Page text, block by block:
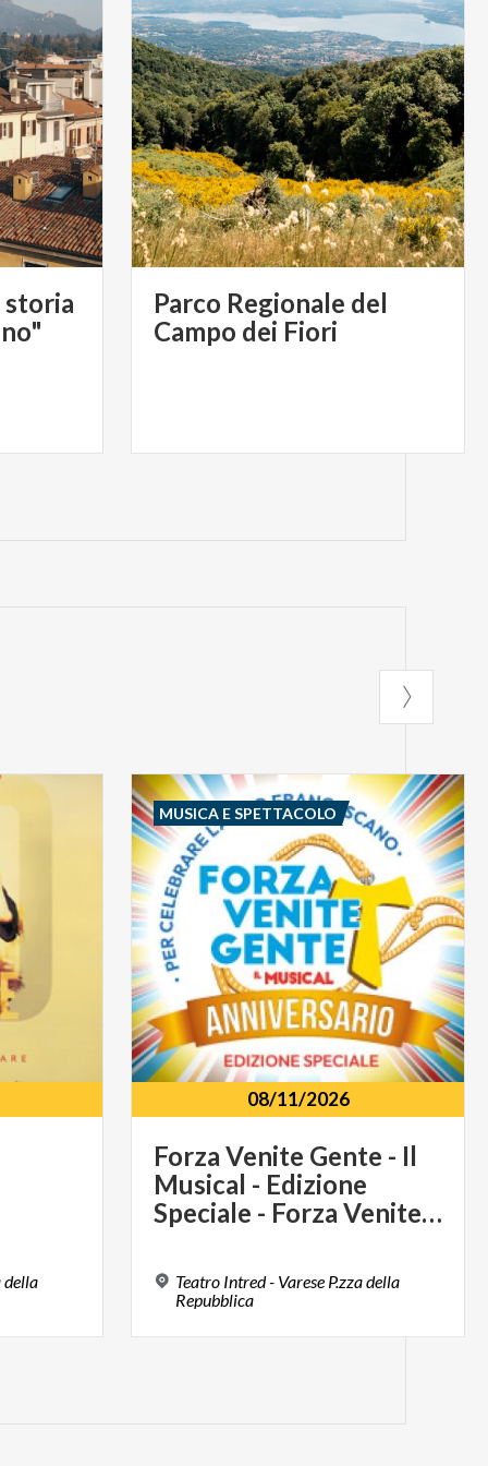
storia
Parco Regionale del
Campo dei Fiori
della
08/11/2026
Forza Venite Gente - Il
Musical - Edizione
Speciale - Forza Venite Gente - Anniversario
Teatro Intred - Varese P.zza della
Repubblica
MUSICA E SPETTACOLO